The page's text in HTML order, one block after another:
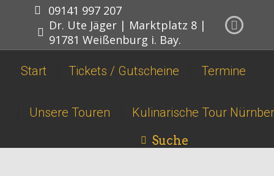
09141 997 207
Dr. Ute Jäger | Marktplatz 8 |
91781 Weißenburg i. Bay.
page
opens
new
Start Tickets / Gutscheine Termine
Unsere Touren Kulinarische Tour
Search:
Suche